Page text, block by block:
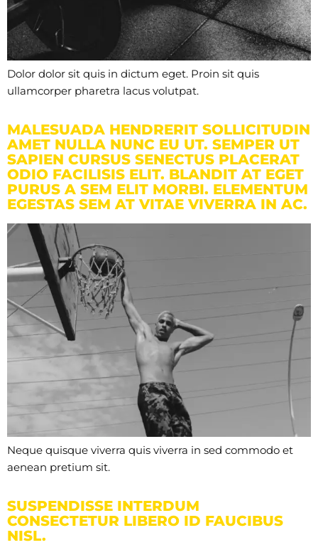
Dolor dolor sit quis in dictum eget. Proin sit quis
ullamcorper pharetra lacus volutpat.
MALESUADA HENDRERIT SOLLICITUDIN
AMET NULLA NUNC EU UT. SEMPER UT
SAPIEN CURSUS SENECTUS PLACERAT
ODIO FACILISIS ELIT. BLANDIT AT EGET
PURUS A SEM ELIT MORBI. ELEMENTUM
EGESTAS SEM AT VITAE VIVERRA IN AC.
Neque quisque viverra quis viverra in sed commodo et
aenean pretium sit.
SUSPENDISSE INTERDUM
CONSECTETUR LIBERO ID FAUCIBUS
NISL.